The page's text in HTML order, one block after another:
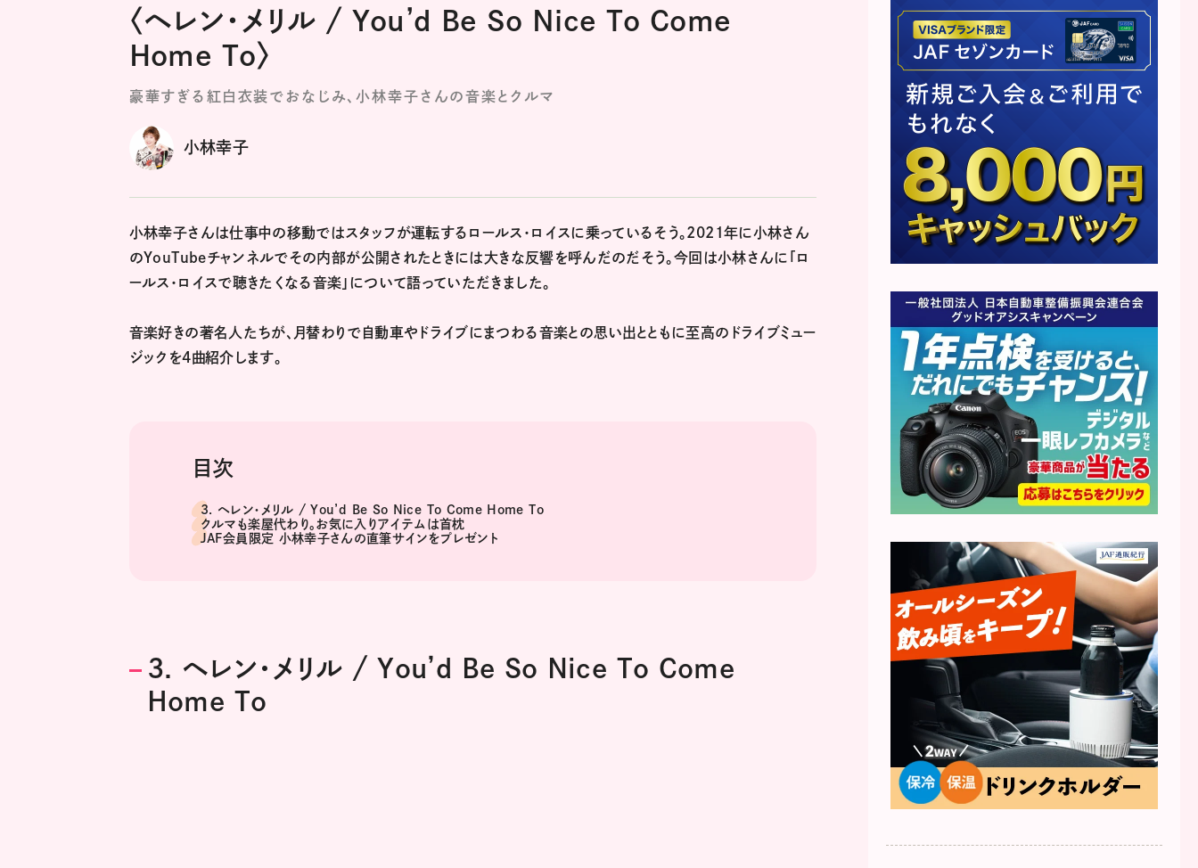
〈ヘレン・メリル / You’d Be So Nice To Come
Home To〉
豪華すぎる紅白衣装でおなじみ、小林幸子さんの音楽とクルマ
小林幸子
小林幸子さんは仕事中の移動ではスタッフが運転するロールス・ロイスに乗っているそう。2021年に小林さん
のYouTubeチャンネルでその内部が公開されたときには大きな反響を呼んだのだそう。今回は小林さんに「ロ
ールス・ロイスで聴きたくなる音楽」について語っていただきました。
音楽好きの著名人たちが、月替わりで自動車やドライブにまつわる音楽との思い出とともに至高のドライブミュー
ジックを4曲紹介します。
目次
3. ヘレン・メリル / You’d Be So Nice To Come Home To
クルマも楽屋代わり。お気に入りアイテムは首枕
JAF会員限定 小林幸子さんの直筆サインをプレゼント
3. ヘレン・メリル / You’d Be So Nice To Come
Home To